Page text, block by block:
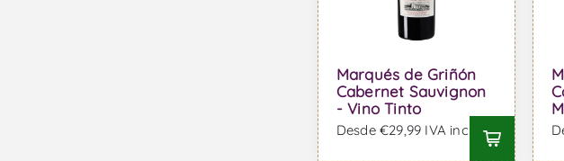
Marqués de Griñón
Cabernet Sauvignon
- Vino Tinto
Desde €29,99 IVA incl.